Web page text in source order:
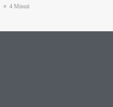
4 Minuti